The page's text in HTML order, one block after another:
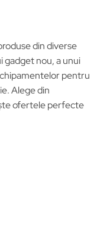
din diverse
gadget nou, a unui
pentru
Alege din
ofertele perfecte